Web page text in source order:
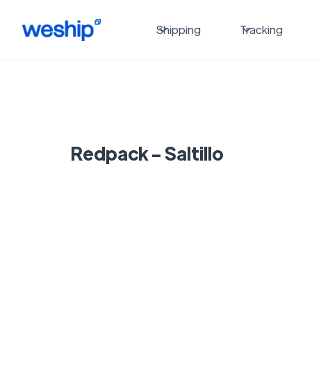
Shipping Tracking
Redpack - Saltillo